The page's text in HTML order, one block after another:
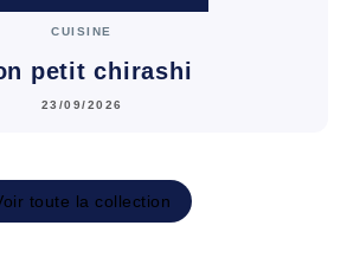
CUISINE
petit chirashi
23/09/2026
toute la collection